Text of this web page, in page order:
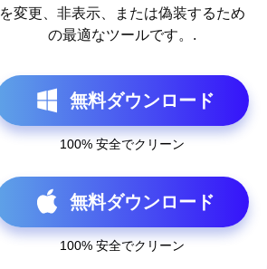
を変更、非表示、または偽装するため
の最適なツールです。.
無料ダウンロード
100% 安全でクリーン
無料ダウンロード
100% 安全でクリーン